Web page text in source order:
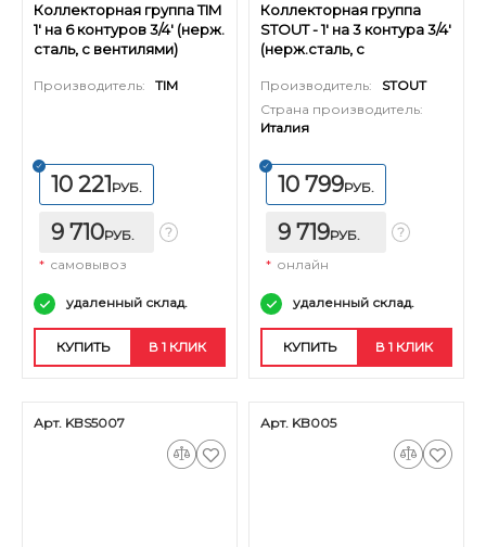
Коллекторная группа TIM
1' на 6 контуров 3/4' (нерж.
сталь, с вентилями)
Производитель: TIM
10 221РУБ.
9 710РУБ.
* самовывоз
удаленный склад.
КУПИТЬ В 1 КЛИК
Коллекторная группа
STOUT - 1' на 3 контура 3/4'
(нерж.сталь, с
Производитель:
STOUT
Страна производитель:
Италия
10 799РУБ.
9 719РУБ.
* онлайн
удаленный склад.
КУПИТЬ В 1 КЛИК
Арт. KBS5007 Арт. KB005